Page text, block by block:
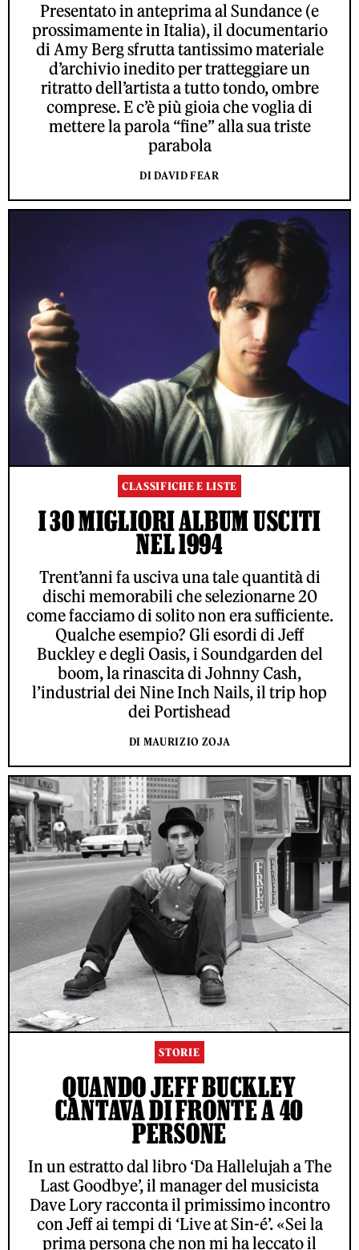
Presentato in anteprima al Sundance (e
prossimamente in Italia), il documentario
di Amy Berg sfrutta tantissimo materiale
d’archivio inedito per tratteggiare un
ritratto dell’artista a tutto tondo, ombre
comprese. E c’è più gioia che voglia di
mettere la parola “fine” alla sua triste
parabola
DI DAVID FEAR
CLASSIFICHE E LISTE
I 30 MIGLIORI ALBUM USCITI
NEL 1994
Trent’anni fa usciva una tale quantità di
dischi memorabili che selezionarne 20
come facciamo di solito non era sufficiente.
Qualche esempio? Gli esordi di Jeff
Buckley e degli Oasis, i Soundgarden del
boom, la rinascita di Johnny Cash,
l’industrial dei Nine Inch Nails, il trip hop
dei Portishead
DI MAURIZIO ZOJA
STORIE
QUANDO JEFF BUCKLEY
CANTAVA DI FRONTE A 40
PERSONE
In un estratto dal libro ‘Da Hallelujah a The
Last Goodbye’, il manager del musicista
Dave Lory racconta il primissimo incontro
con Jeff ai tempi di ‘Live at Sin-é’. «Sei la
prima persona che non mi ha leccato il